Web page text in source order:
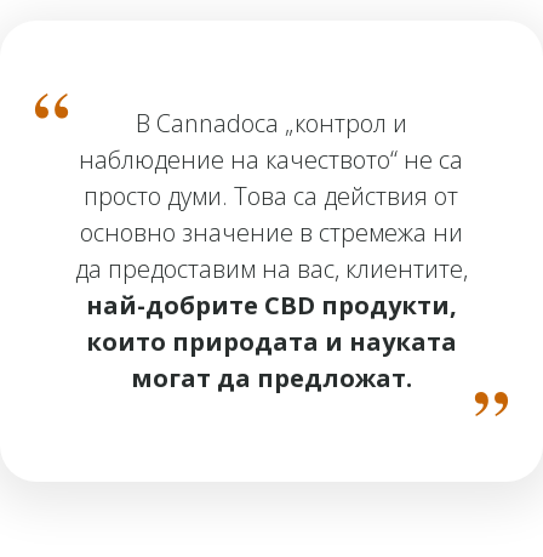
В Cannadoca „контрол и
наблюдение на качеството“ не са
просто думи. Това са действия от
основно значение в стремежа ни
да предоставим на вас, клиентите,
най-добрите CBD продукти,
които природата и науката
могат да предложат.